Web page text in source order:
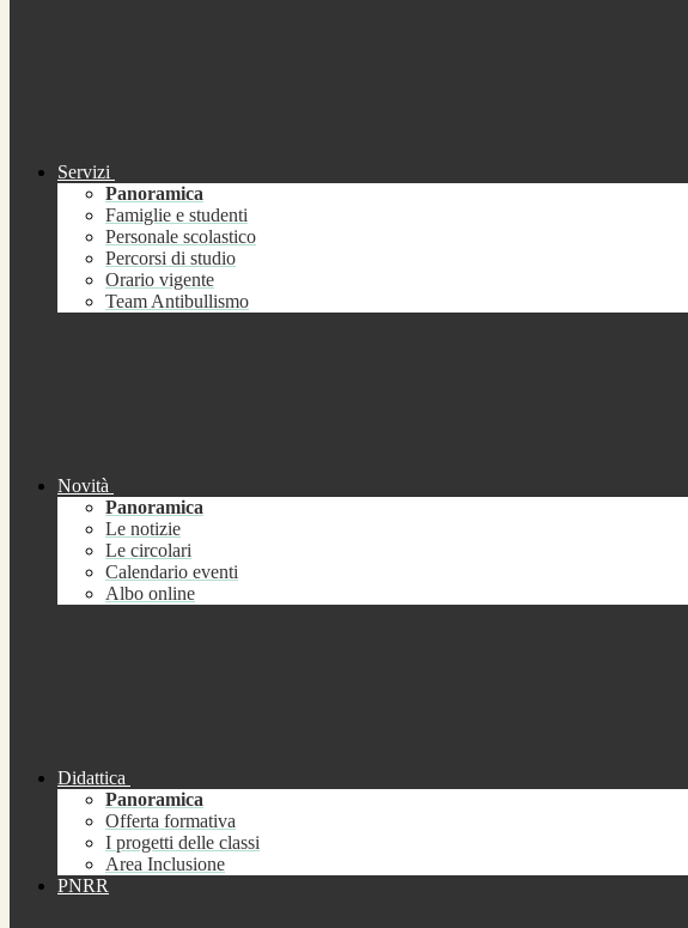
Servizi
Panoramica
Famiglie e studenti
Personale scolastico
Percorsi di studio
Orario vigente
Team Antibullismo
Novità
Panoramica
Le notizie
Le circolari
Calendario eventi
Albo online
Didattica
Panoramica
Offerta formativa
I progetti delle classi
Area Inclusione
PNRR